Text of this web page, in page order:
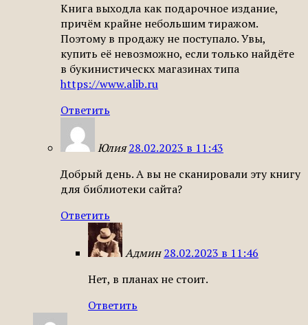
Книга выходла как подарочное издание,
причём крайне небольшим тиражом.
Поэтому в продажу не поступало. Увы,
купить её невозможно, если только найдёте
в букинистическх магазинах типа
https://www.alib.ru
Ответить
Юлия 28.02.2023 в 11:43
Добрый день. А вы не сканировали эту книгу
для библиотеки сайта?
Ответить
Админ 28.02.2023 в 11:46
Нет, в планах не стоит.
Ответить